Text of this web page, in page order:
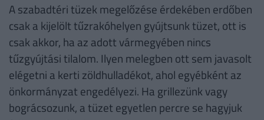
A szabadtéri tüzek megelőzése érdekében erdőben
csak a kijelölt tűzrakóhelyen gyújtsunk tüzet, ott is
csak akkor, ha az adott vármegyében nincs
tűzgyújtási tilalom. Ilyen melegben ott sem javasolt
elégetni a kerti zöldhulladékot, ahol egyébként az
önkormányzat engedélyezi. Ha grillezünk vagy
bográcsozunk, a tüzet egyetlen percre se hagyjuk